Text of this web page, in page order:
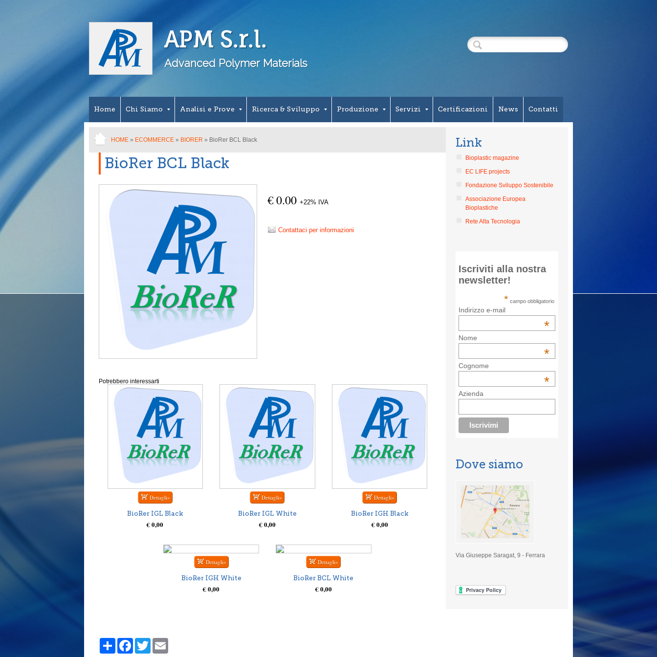
APM S.r.l.
Advanced Polymer Materials
Home Chi Siamo Analisi e Prove Ricerca & Sviluppo Produzione Servizi Certificazioni News Contatti
HOME » ECOMMERCE » BIORER » BioRer BCL Black
BioRer BCL Black
€ 0.00 +22% IVA
Contattaci per informazioni
Potrebbero interessarti
BioRer IGL Black
€ 0,00
BioRer IGL White
€ 0,00
BioRer IGH Black
€ 0,00
BioRer IGH White
€ 0,00
BioRer BCL White
€ 0,00
Share FacebookTwitter
Link
Bioplastic magazine
EC LIFE projects
Fondazione Sviluppo Sostenibile
Associazione Europea
Bioplastiche
Rete Alta Tecnologia
Iscriviti alla nostra
newsletter!
* campo obbligatorio
Indirizzo e-mail
*
Nome
*
Cognome
*
Azienda
Dove siamo
Via Giuseppe Saragat, 9 - Ferrara